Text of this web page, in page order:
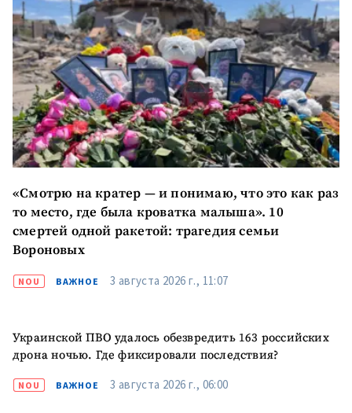
«Смотрю на кратер — и понимаю, что это как раз
то место, где была кроватка малыша». 10
смертей одной ракетой: трагедия семьи
Вороновых
NOU ВАЖНОЕ 3 августа 2026 г., 11:07
Украинской ПВО удалось обезвредить 163 российских
дрона ночью. Где фиксировали последствия?
NOU ВАЖНОЕ 3 августа 2026 г., 06:00
Текст новости
+ Добавить текст
новости
КОНТАКТНЫЙ ИСТОЧНИК
Анонимный источник
Электронная почта
+ Мой email
конфиденциальности.